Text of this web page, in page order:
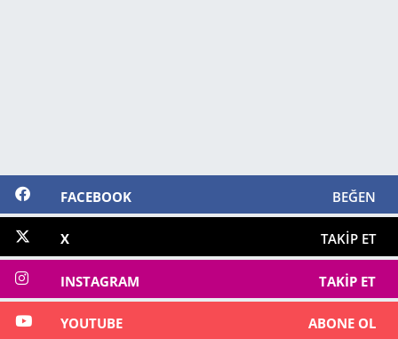
FACEBOOK BEĞEN
X TAKIP ET
INSTAGRAM TAKIP ET
YOUTUBE ABONE OL